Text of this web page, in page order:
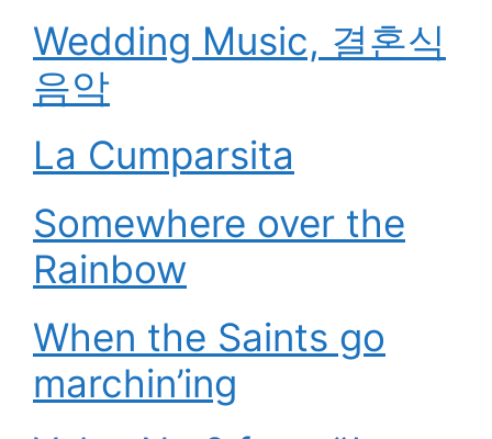
Wedding Music, 결혼식
음악
La Cumparsita
Somewhere over the
Rainbow
When the Saints go
marchin’ing